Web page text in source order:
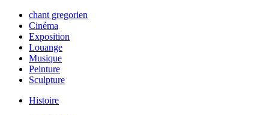
chant gregorien
Cinéma
Exposition
Louange
Musique
Peinture
Sculpture
Histoire